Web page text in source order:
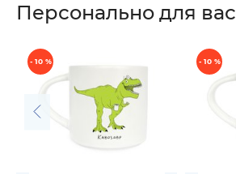
Персонально для вас
- 10 % - 10 %